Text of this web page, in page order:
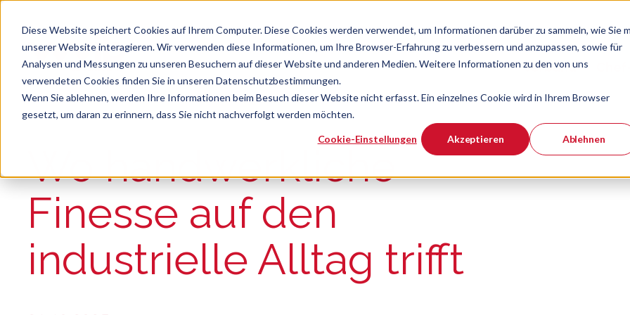
Diese Website speichert Cookies auf Ihrem Computer. Diese Cookies werden verwendet, um Informationen darüber zu sammeln, wie Sie
unserer Website interagieren. Wir verwenden diese Informationen, um Ihre Browser-Erfahrung zu verbessern und anzupassen, sowie für
Analysen und Messungen zu unseren Besuchern auf dieser Website und anderen Medien. Weitere Informationen zu den von uns
verwendeten Cookies finden Sie in unseren Datenschutzbestimmungen.
Wenn Sie ablehnen, werden Ihre Informationen beim Besuch dieser Website nicht erfasst. Ein einzelnes Cookie wird in Ihrem Browser
gesetzt, um daran zu erinnern, dass Sie nicht nachverfolgt werden möchten.
Cookie-Einstellungen Akzeptieren Ablehnen
Zeige
Verband
Suche
Es gibt keine Vorschläge, da das Suchfeld leer ist.
Wo handwerkliche
Finesse auf den
industrielle Alltag trifft